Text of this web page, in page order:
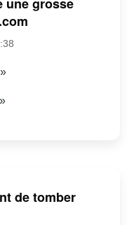
de tomber